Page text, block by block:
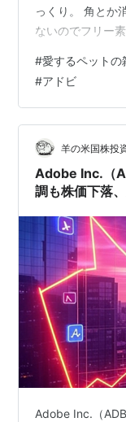
っくり。 角とか
ないのでフリー
Blog 特別お題キ
アドビ株式会社
#愛するペットの
#アドビ
羊の米国株投
Adobe Inc.（
調も株価下落
Adobe Inc.（